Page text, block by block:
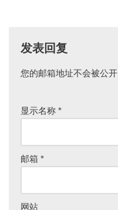
发表回复
您的邮箱地址不会被公开
显示名称 *
邮箱 *
网站